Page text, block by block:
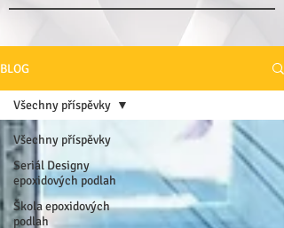
BLOG
Všechny příspěvky
Seriál Designy
epoxidových podlah
Škola epoxidových
podlah
Všechny příspěvky